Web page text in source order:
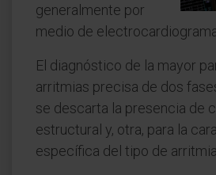
generalmente por
medio de
El diagnóstico de la mayor
arritmias precisa de dos
se descarta la presencia de
estructural y, otra, para la
específica del tipo de arritmia.